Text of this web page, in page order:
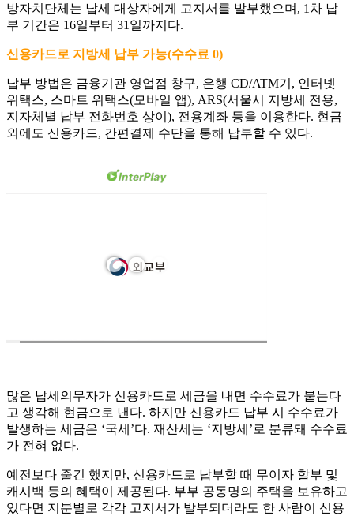
방자치단체는 납세 대상자에게 고지서를 발부했으며, 1차 납
부 기간은 16일부터 31일까지다.
신용카드로 지방세 납부 가능(수수료 0)
납부 방법은 금융기관 영업점 창구, 은행 CD/ATM기, 인터넷
위택스, 스마트 위택스(모바일 앱), ARS(서울시 지방세 전용,
지자체별 납부 전화번호 상이), 전용계좌 등을 이용한다. 현금
외에도 신용카드, 간편결제 수단을 통해 납부할 수 있다.
많은 납세의무자가 신용카드로 세금을 내면 수수료가 붙는다
고 생각해 현금으로 낸다. 하지만 신용카드 납부 시 수수료가
발생하는 세금은 ‘국세’다. 재산세는 ‘지방세’로 분류돼 수수료
가 전혀 없다.
예전보다 줄긴 했지만, 신용카드로 납부할 때 무이자 할부 및
캐시백 등의 혜택이 제공된다. 부부 공동명의 주택을 보유하고
있다면 지분별로 각각 고지서가 발부되더라도 한 사람이 신용